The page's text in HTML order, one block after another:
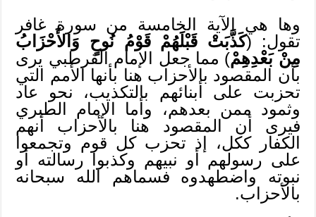
وها هي الآية الخامسة من سورة غافر
تقول: (كَذَّبَتْ قَبْلَهُمْ قَوْمُ نُوحٍ وَالأَحْزَابُ
مِنْ بَعْدِهِمْ) مما جعل الإمام القرطبي يرى
بأن المقصود بالأحزاب هنا بأنها الأمم التي
تحزبت على أبنائهم بالتكذيب، نحو عاد
وثمود ممن بعدهم، وأما الإمام الطبري
فيرى أن المقصود هنا بالأحزاب أنهم
الكفار ككل، إذ تحزب كل قوم وتجمعوا
على رسولهم أو نبيهم وكذبوا رسالته أو
نبوته واضطهدوه فسماهم الله سبحانه
بالأحزاب.